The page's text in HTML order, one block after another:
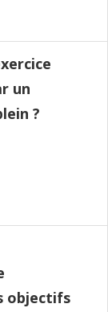
un
?
objectifs